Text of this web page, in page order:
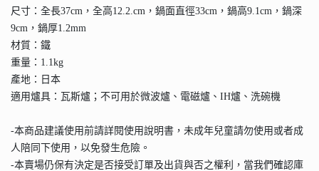
尺寸：全長37cm，全高12.2.cm，鍋面直徑33cm，鍋高9.1cm，鍋深
9cm，鍋厚1.2mm
材質：鐵
重量：1.1kg
產地：日本
適用爐具：瓦斯爐；不可用於微波爐、電磁爐、IH爐、洗碗機
-本商品建議使用前請詳閱使用說明書，未成年兒童請勿使用或者成
人陪同下使用，以免發生危險。
-本賣場仍保有決定是否接受訂單及出貨與否之權利，當我們確認庫